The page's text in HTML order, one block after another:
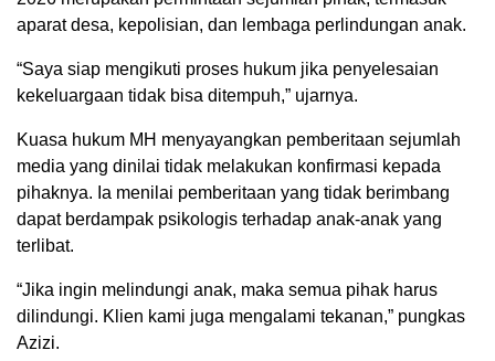
aparat desa, kepolisian, dan lembaga perlindungan anak.
“Saya siap mengikuti proses hukum jika penyelesaian
kekeluargaan tidak bisa ditempuh,” ujarnya.
Kuasa hukum MH menyayangkan pemberitaan sejumlah
media yang dinilai tidak melakukan konfirmasi kepada
pihaknya. Ia menilai pemberitaan yang tidak berimbang
dapat berdampak psikologis terhadap anak-anak yang
terlibat.
“Jika ingin melindungi anak, maka semua pihak harus
dilindungi. Klien kami juga mengalami tekanan,” pungkas
Azizi.